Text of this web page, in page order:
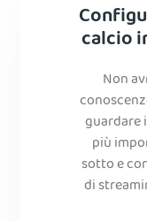
calcio
Non
guardare
più
sotto e
di